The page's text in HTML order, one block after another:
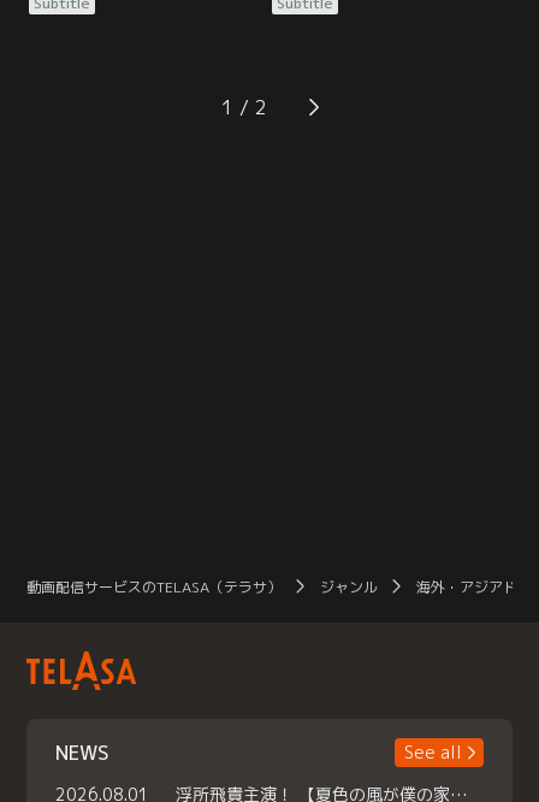
ラッグ製造をするしかないと考える
こもって夢中でドラッグを製造し
た。ジェシーのミスで車のバッテリ
皆呆れ果ててしまう。スカイラーも
ェーンとの関係に夢を描くが、ジェ
ーンの父親の来訪から事態が急変し
1
動画配信サービスのTELASA（テラサ） ジャンル 海外・アジアドラ
NEWS
See all
2026.08.01
浮所飛貴主演！ 【夏色の風が僕の家にやってきた】 本日よりテラサで独占配信スタート！